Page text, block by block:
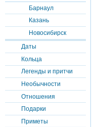
Барнаул
Казань
Новосибирск
Даты
Кольца
Легенды и притчи
Необычности
Отношения
Подарки
Приметы